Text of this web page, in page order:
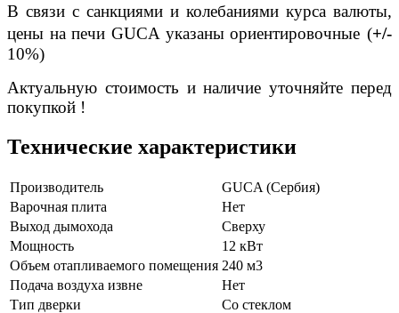
В связи с санкциями и колебаниями курса валюты,
цены на печи GUCA указаны ориентировочные (+/-
10%)
Актуальную стоимость и наличие уточняйте перед
покупкой !
Технические характеристики
Производитель
GUCA (Сербия)
Варочная плита
Нет
Выход дымохода
Сверху
Мощность
12 кВт
Объем отапливаемого помещения 240 м3
Подача воздуха извне
Нет
Тип дверки
Со стеклом